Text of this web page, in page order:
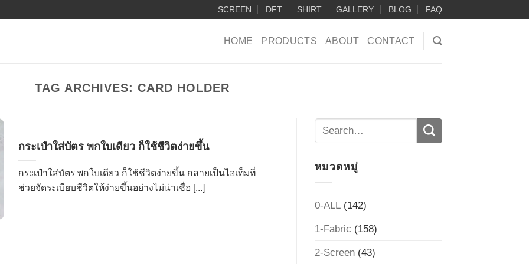
SCREEN DFT SHIRT GALLERY BLOG FAQ
HOME PRODUCTS ABOUT CONTACT
TAG ARCHIVES: CARD HOLDER
กระเป๋าใส่บัตร พกใบเดียว ก็ใช้ชีวิตง่ายขึ้น
กระเป๋าใส่บัตร พกใบเดียว ก็ใช้ชีวิตง่ายขึ้น กลายเป็นไอเท็มที่
ช่วยจัดระเบียบชีวิตให้ง่ายขึ้นอย่างไม่น่าเชื่อ [...]
หมวดหมู่
0-ALL(142)
1-Fabric (158)
2-Screen(43)